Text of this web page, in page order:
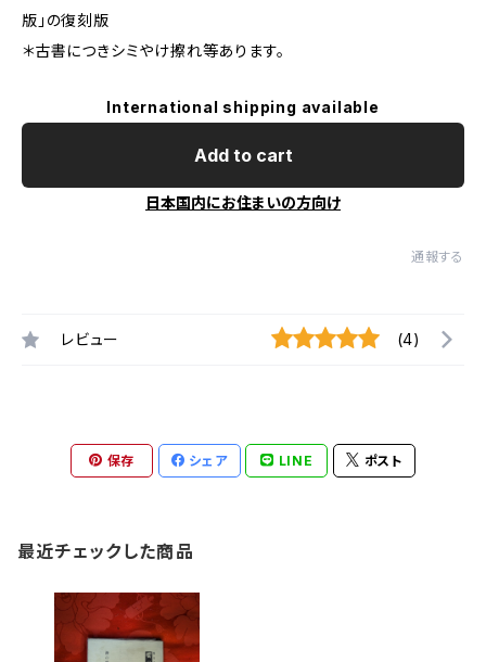
版」の復刻版
＊古書につきシミやけ擦れ等あります。
International shipping available
Add to cart
日本国内にお住まいの方向け
通報する
レビュー (4)
保存 シェア LINE ポスト
最近チェックした商品